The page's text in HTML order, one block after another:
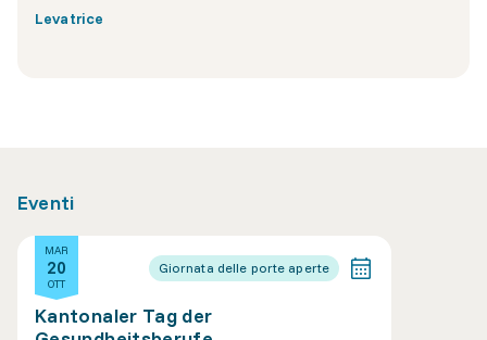
Levatrice
Eventi
MAR
20
OTT
Giornata delle porte aperte
Kantonaler Tag der